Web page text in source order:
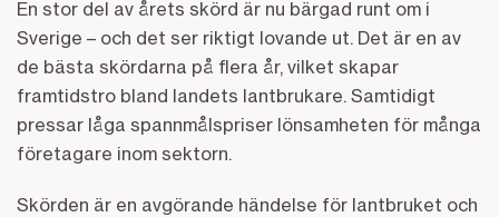
En stor del av årets skörd är nu bärgad runt om i
Sverige – och det ser riktigt lovande ut. Det är en av
de bästa skördarna på flera år, vilket skapar
framtidstro bland landets lantbrukare. Samtidigt
pressar låga spannmålspriser lönsamheten för många
företagare inom sektorn.
Skörden är en avgörande händelse för lantbruket och